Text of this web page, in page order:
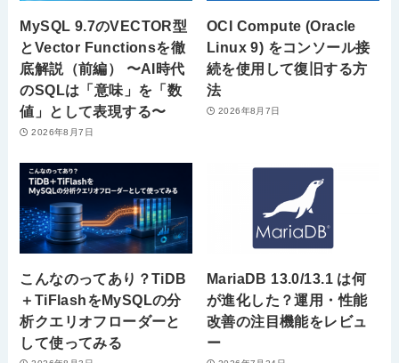
MySQL 9.7のVECTOR型
とVector Functionsを徹
底解説（前編） 〜AI時代
のSQLは「意味」を「数
値」として表現する〜
2026年8月7日
OCI Compute (Oracle
Linux 9) をコンソール接
続を使用して復旧する方
法
2026年8月7日
こんなのってあり？TiDB
＋TiFlashをMySQLの分
析クエリオフローダーと
して使ってみる
MariaDB 13.0/13.1 は何
が進化した？運用・性能
改善の注目機能をレビュ
ー